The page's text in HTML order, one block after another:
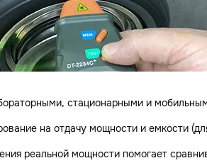
стационарными и
на отдачу мощности и емкости
реальной мощности помогает